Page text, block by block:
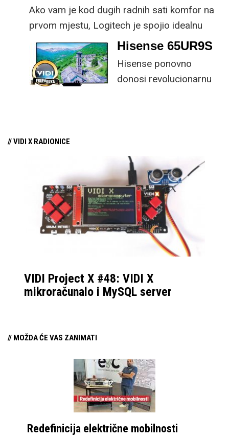
Ako vam je kod dugih radnih sati komfor na
prvom mjestu, Logitech je spojio idealnu
kombinaciju tipkovnice i miša s naprednim
funkcijama.
Hisense 65UR9S
Hisense ponovno
donosi revolucionarnu
// VIDI X RADIONICE
VIDI Project X #48: VIDI X
mikroračunalo i MySQL server
// MOŽDA ĆE VAS ZANIMATI
Redefinicija električne mobilnosti